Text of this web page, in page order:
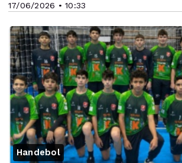
17/06/2026 • 10:33
Handebol